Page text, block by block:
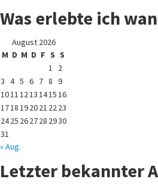
Was erlebte ich
August 2026
M D M D F S S
1
2
3 4 5 6 7 8 9
1011 12 13 1415 16
1718 192021 22 23
2425 262728 2930
31
« Aug.
Letzter bekannter